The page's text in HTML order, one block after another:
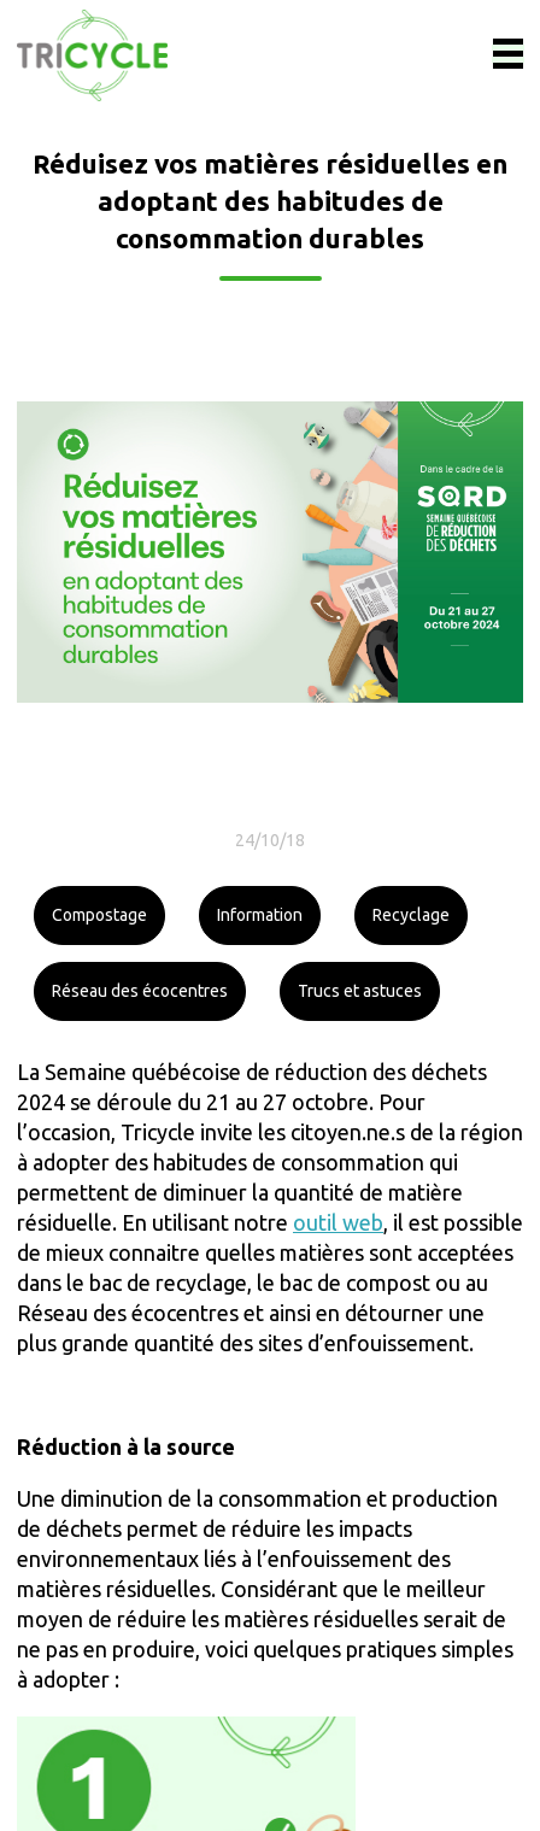
Réduisez vos matières résiduelles en
adoptant des habitudes de
consommation durables
24/10/18
Compostage Information Recyclage
Réseau des écocentres Trucs et astuces
La Semaine québécoise de réduction des déchets
2024 se déroule du 21 au 27 octobre. Pour
l’occasion, Tricycle invite les citoyen.ne.s de la région
à adopter des habitudes de consommation qui
permettent de diminuer la quantité de matière
résiduelle. En utilisant notre outil web, il est possible
de mieux connaitre quelles matières sont acceptées
dans le bac de recyclage, le bac de compost ou au
Réseau des écocentres et ainsi en détourner une
plus grande quantité des sites d’enfouissement.
Réduction à la source
Une diminution de la consommation et production
de déchets permet de réduire les impacts
environnementaux liés à l’enfouissement des
matières résiduelles. Considérant que le meilleur
moyen de réduire les matières résiduelles serait de
ne pas en produire, voici quelques pratiques simples
à adopter :